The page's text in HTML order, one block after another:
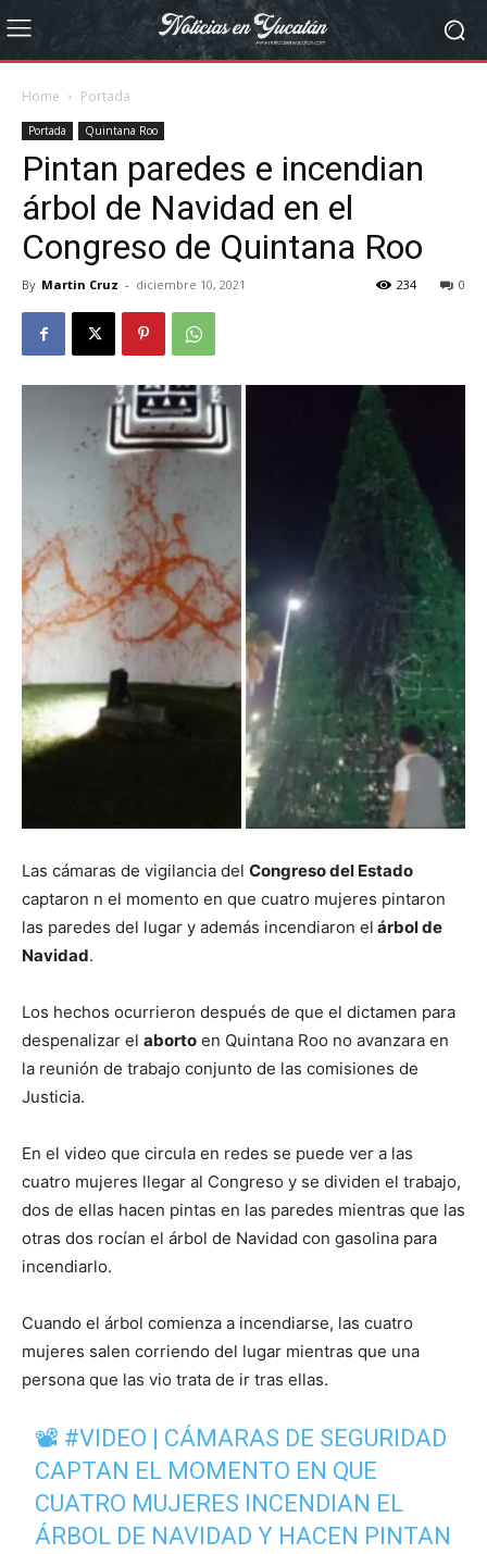
Home Portada
Portada Quintana Roo
Pintan paredes e incendian
árbol de Navidad en el
Congreso de Quintana Roo
By Martin Cruz - diciembre 10, 2021 0
234
Las cámaras de vigilancia del Congreso del Estado
captaron n el momento en que cuatro mujeres pintaron
las paredes del lugar y además incendiaron el árbol de
Navidad.
Los hechos ocurrieron después de que el dictamen para
despenalizar el aborto en Quintana Roo no avanzara en
la reunión de trabajo conjunto de las comisiones de
Justicia.
En el video que circula en redes se puede ver a las
cuatro mujeres llegar al Congreso y se dividen el trabajo,
dos de ellas hacen pintas en las paredes mientras que las
otras dos rocían el árbol de Navidad con gasolina para
incendiarlo.
Cuando el árbol comienza a incendiarse, las cuatro
mujeres salen corriendo del lugar mientras que una
persona que las vio trata de ir tras ellas.
📽 #VIDEO | CÁMARAS DE SEGURIDAD
CAPTAN EL MOMENTO EN QUE
CUATRO MUJERES INCENDIAN EL
ÁRBOL DE NAVIDAD Y HACEN PINTAN